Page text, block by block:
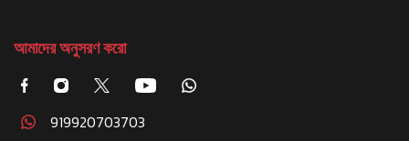
আমাদের অনুসরণ করো
919920703703